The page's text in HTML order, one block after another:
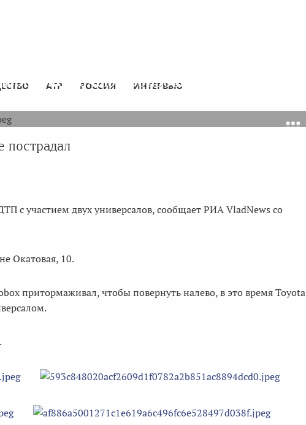
АТР РОССИЯ ИНТЕРВЬЮ
ночью произошло ДТП
пострадал
с участием двух универсалов, сообщает РИА VladNews со
Окатовая, 10.
притормаживал, чтобы повернуть налево, в это время Toyota